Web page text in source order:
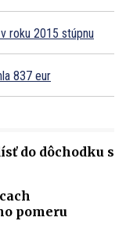
roku 2015 stúpnu
837 eur
do dôchodku s
pomeru